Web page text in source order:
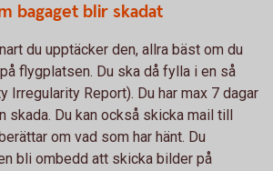
bagaget blir skadat
du upptäcker den, allra bäst om du
flygplatsen. Du ska då fylla i en så
Irregularity Report). Du har max 7 dagar
skada. Du kan också skicka mail till
om vad som har hänt. Du
bli ombedd att skicka bilder på